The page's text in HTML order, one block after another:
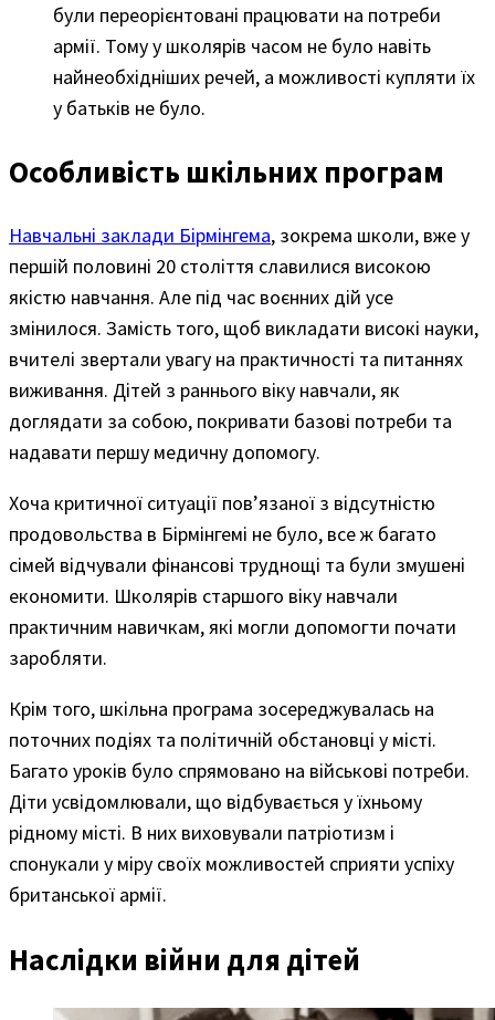
були переорієнтовані працювати на потреби
армії. Тому у школярів часом не було навіть
найнеобхідніших речей, а можливості купляти їх
у батьків не було.
Особливість шкільних програм
Навчальні заклади Бірмінгема, зокрема школи, вже у
першій половині 20 століття славилися високою
якістю навчання. Але під час воєнних дій усе
змінилося. Замість того, щоб викладати високі науки,
вчителі звертали увагу на практичності та питаннях
виживання. Дітей з раннього віку навчали, як
доглядати за собою, покривати базові потреби та
надавати першу медичну допомогу.
Хоча критичної ситуації пов’язаної з відсутністю
продовольства в Бірмінгемі не було, все ж багато
сімей відчували фінансові труднощі та були змушені
економити. Школярів старшого віку навчали
практичним навичкам, які могли допомогти почати
заробляти.
Крім того, шкільна програма зосереджувалась на
поточних подіях та політичній обстановці у місті.
Багато уроків було спрямовано на військові потреби.
Діти усвідомлювали, що відбувається у їхньому
рідному місті. В них виховували патріотизм і
спонукали у міру своїх можливостей сприяти успіху
британської армії.
Наслідки війни для дітей